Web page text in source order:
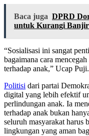
Baca juga DPRD
untuk Kurangi
“Sosialisasi ini sangat
bagaimana cara
terhadap anak,” Ucap Puji.
Politisi dari partai
digital yang lebih efektif
perlindungan anak. Ia
terhadap anak bukan
seluruh masyarakat harus
lingkungan yang aman